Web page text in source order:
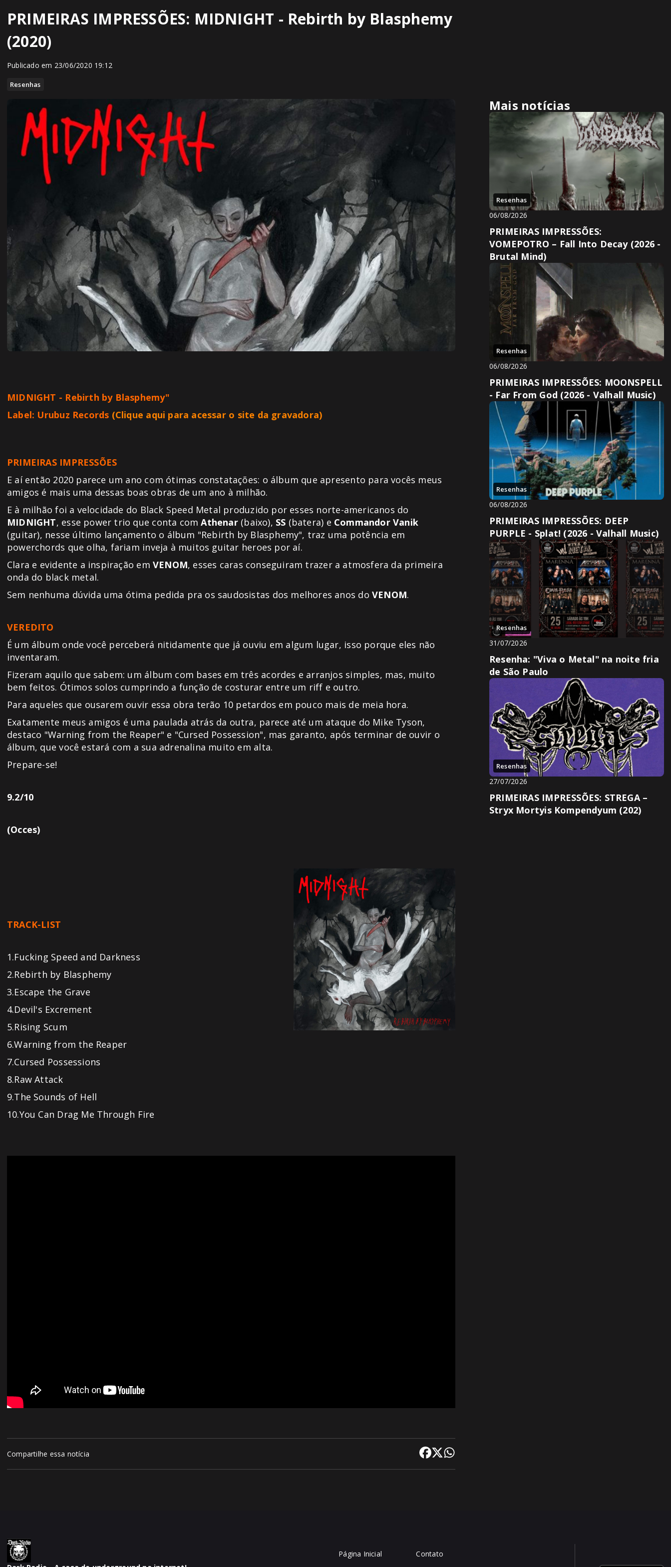
PRIMEIRAS IMPRESSÕES: MIDNIGHT - Rebirth by Blasphemy
(2020)
Publicado em 23/06/2020 19:12
Resenhas
MIDNIGHT - Rebirth by Blasphemy"
Label: Urubuz Records (Clique aqui para acessar o site da gravadora)
PRIMEIRAS IMPRESSÕES
E aí então 2020 parece um ano com ótimas constatações: o álbum que apresento para vocês meus
amigos é mais uma dessas boas obras de um ano à milhão.
E à milhão foi a velocidade do Black Speed Metal produzido por esses norte-americanos do
MIDNIGHT, esse power trio que conta comAthenar(baixo), SS (batera) e Commandor Vanik
(guitar), nesse último lançamento o álbum "Rebirth by Blasphemy", traz uma potência em
powerchords que olha, fariam inveja à muitos guitar heroes por aí.
Clara e evidente a inspiração em VENOM, esses caras conseguiram trazer a atmosfera da primeira
onda do black metal.
Sem nenhuma dúvida uma ótima pedida pra os saudosistas dos melhores anos do VENOM.
VEREDITO
É um álbum onde você perceberá nitidamente que já ouviu em algum lugar, isso porque eles não
inventaram.
Fizeram aquilo que sabem: um álbum com bases em três acordes e arranjos simples, mas, muito
bem feitos. Ótimos solos cumprindo a função de costurar entre um riff e outro.
Para aqueles que ousarem ouvir essa obra terão 10 petardos em pouco mais de meia hora.
Exatamente meus amigos é uma paulada atrás da outra, parece até um ataque do Mike Tyson,
destaco "Warning from the Reaper" e "Cursed Possession", mas garanto, após terminar de ouvir o
álbum, que você estará com a sua adrenalina muito em alta.
Prepare-se!
9.2/10
(Occes)
TRACK-LIST
1.Fucking Speed and Darkness
2.Rebirth by Blasphemy
3.Escape the Grave
4.Devil's Excrement
5.Rising Scum
6.Warning from the Reaper
7.Cursed Possessions
8.Raw Attack
9.The Sounds of Hell
10.You Can Drag Me Through Fire
Compartilhe essa notícia
Mais notícias
Resenhas
06/08/2026
PRIMEIRAS IMPRESSÕES:
VOMEPOTRO – Fall Into Decay (2026 -
Brutal Mind)
Resenhas
06/08/2026
PRIMEIRAS IMPRESSÕES: MOONSPELL
- Far From God (2026 - Valhall Music)
Resenhas
06/08/2026
PRIMEIRAS IMPRESSÕES: DEEP
PURPLE - Splat! (2026 - Valhall Music)
Resenhas
31/07/2026
Resenha: "Viva o Metal" na noite fria
de São Paulo
Resenhas
27/07/2026
PRIMEIRAS IMPRESSÕES: STREGA –
Stryx Mortyis Kompendyum (202)
Página Inicial Contato